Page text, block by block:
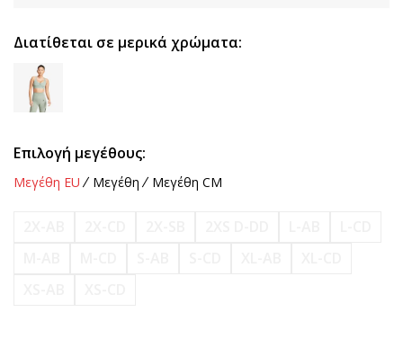
Διατίθεται σε μερικά χρώματα:
Επιλογή μεγέθους:
Μεγέθη EU Μεγέθη Μεγέθη CM